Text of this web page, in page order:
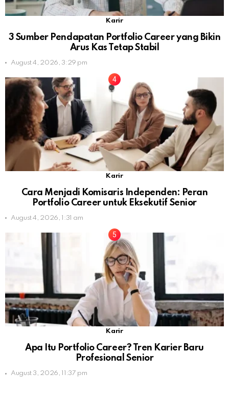
Karir
3 Sumber Pendapatan Portfolio Career yang Bikin
Arus Kas Tetap Stabil
August 4, 2026, 3:29 pm
Karir
Cara Menjadi Komisaris Independen: Peran
Portfolio Career untuk Eksekutif Senior
August 4, 2026, 1:31 am
Karir
Apa Itu Portfolio Career? Tren Karier Baru
Profesional Senior
August 3, 2026, 11:37 pm